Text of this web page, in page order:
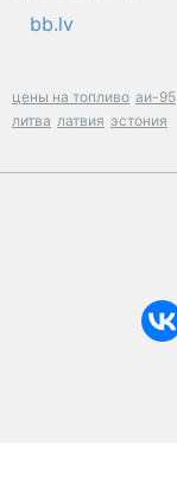
bb.lv
цены на топливо аи-95
литва латвия эстония